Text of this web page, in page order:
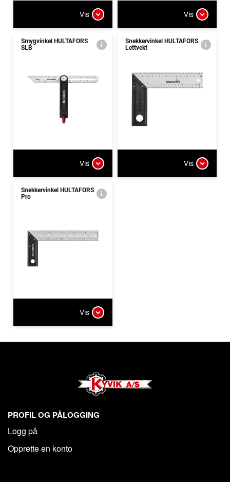
Vis Vis
Smygvinkel HULTAFORS
SLB
Vis
Snekkervinkel HULTAFORS
Lettvekt
Vis
Snekkervinkel HULTAFORS
Pro
Vis
PROFIL OG PÅLOGGING
Logg på
Opprette en konto